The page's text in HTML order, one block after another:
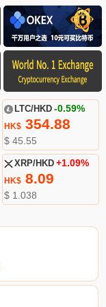
LTC/HKD -0.59%
HK$354.88
$ 45.55
XRP/HKD +1.09%
HK$8.09
$ 1.038